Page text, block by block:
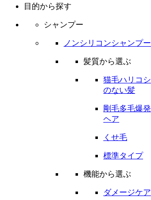
目的から探す
シャンプー
ノンシリコンシャンプー
髪質から選ぶ
猫毛ハリコシ
のない髪
剛毛多毛爆発
ヘア
くせ毛
標準タイプ
機能から選ぶ
ダメージケア